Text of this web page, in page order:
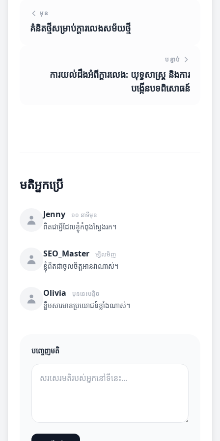
មុន
គំនិតថ្មីសម្រាប់ក្តារលេងសម័យថ្មី
បន្ទាប់
ការយល់ដឹងអំពីក្តារលេង: យុទ្ធសាស្ត្រ និងការ
បង្កើនបទពិសោធន៍
មតិអ្នកប្រើ
Jenny ១០ នាទីមុន
ពិតជាអ្វីដែលខ្ញុំកំពុងស្វែងរក។
SEO_Master ម្សិលមិញ
ខ្ញុំពិតជាចូលចិត្តអានវាណាស់។
Olivia មុននេះបន្តិច
ខ្លឹមសារមានប្រយោជន៍ខ្លាំងណាស់។
បញ្ចេញមតិ